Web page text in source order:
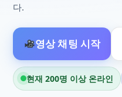
다.
영상 채팅 시작
현재 200명 이상 온라인